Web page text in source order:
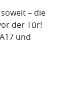
– die
der Tür!
und